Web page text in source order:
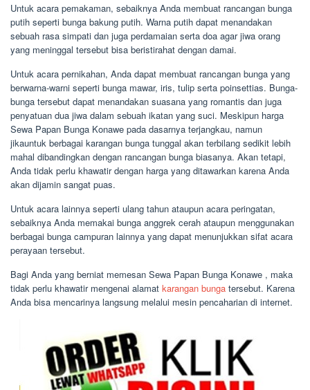
Untuk acara pemakaman, sebaiknya Anda membuat rancangan bunga
putih seperti bunga bakung putih. Warna putih dapat menandakan
sebuah rasa simpati dan juga perdamaian serta doa agar jiwa orang
yang meninggal tersebut bisa beristirahat dengan damai.
Untuk acara pernikahan, Anda dapat membuat rancangan bunga yang
berwarna-warni seperti bunga mawar, iris, tulip serta poinsettias. Bunga-
bunga tersebut dapat menandakan suasana yang romantis dan juga
penyatuan dua jiwa dalam sebuah ikatan yang suci. Meskipun harga
Sewa Papan Bunga Konawe pada dasarnya terjangkau, namun
jikauntuk berbagai karangan bunga tunggal akan terbilang sedikit lebih
mahal dibandingkan dengan rancangan bunga biasanya. Akan tetapi,
Anda tidak perlu khawatir dengan harga yang ditawarkan karena Anda
akan dijamin sangat puas.
Untuk acara lainnya seperti ulang tahun ataupun acara peringatan,
sebaiknya Anda memakai bunga anggrek cerah ataupun menggunakan
berbagai bunga campuran lainnya yang dapat menunjukkan sifat acara
perayaan tersebut.
Bagi Anda yang berniat memesan Sewa Papan Bunga Konawe , maka
tidak perlu khawatir mengenai alamat karangan bunga tersebut. Karena
Anda bisa mencarinya langsung melalui mesin pencaharian di internet.